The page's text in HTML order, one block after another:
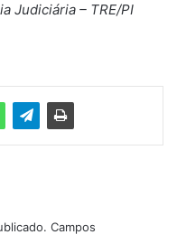
Judiciária – TRE/PI
Campos